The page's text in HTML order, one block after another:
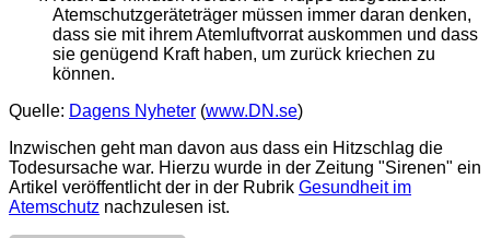
Atemschutzgeräteträger müssen immer daran denken,
dass sie mit ihrem Atemluftvorrat auskommen und dass
sie genügend Kraft haben, um zurück kriechen zu
können.
Quelle: Dagens Nyheter (www.DN.se)
Inzwischen geht man davon aus dass ein Hitzschlag die
Todesursache war. Hierzu wurde in der Zeitung "Sirenen" ein
Artikel veröffentlicht der in der Rubrik Gesundheit im
Atemschutz nachzulesen ist.